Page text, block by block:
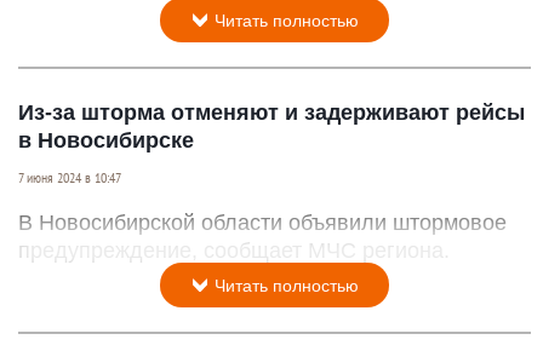
Читать полностью
Из-за шторма отменяют и задерживают рейсы
в Новосибирске
7 июня 2024 в 10:47
В Новосибирской области объявили штормовое
предупреждение, сообщает МЧС региона.
Читать полностью